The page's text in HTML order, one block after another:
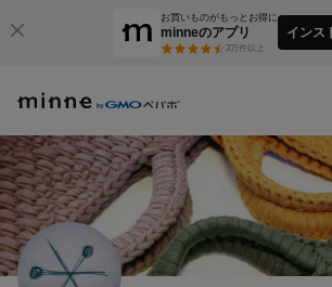
お買いものがもっとお得に
minneのアプリ
3万件以上
インス